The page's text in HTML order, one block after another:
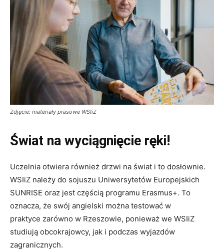
Zdjęcie: materiały prasowe WSIiZ
Świat na wyciągnięcie ręki!
Uczelnia otwiera również drzwi na świat i to dosłownie.
WSIiZ należy do sojuszu Uniwersytetów Europejskich
SUNRISE oraz jest częścią programu Erasmus+. To
oznacza, że swój angielski można testować w
praktyce zarówno w Rzeszowie, ponieważ we WSIiZ
studiują obcokrajowcy, jak i podczas wyjazdów
zagranicznych.